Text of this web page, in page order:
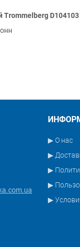
D104103
▶ О нас
▶
▶
▶
▶